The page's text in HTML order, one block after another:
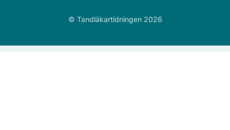
© Tandläkartidningen 2026